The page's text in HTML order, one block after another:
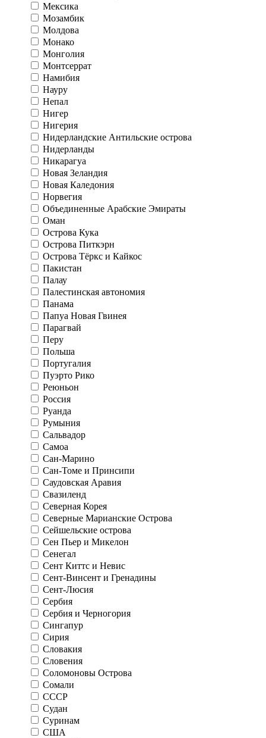
Мексика
Мозамбик
Молдова
Монако
Монголия
Монтсеррат
Намибия
Науру
Непал
Нигер
Нигерия
Нидерландские Антильские острова
Нидерланды
Никарагуа
Новая Зеландия
Новая Каледония
Норвегия
Объединенные Арабские Эмираты
Оман
Острова Кука
Острова Питкэрн
Острова Тёркс и Кайкос
Пакистан
Палау
Палестинская автономия
Панама
Папуа Новая Гвинея
Парагвай
Перу
Польша
Португалия
Пуэрто Рико
Реюньон
Россия
Руанда
Румыния
Сальвадор
Самоа
Сан-Марино
Сан-Томе и Принсипи
Саудовская Аравия
Свазиленд
Северная Корея
Северные Марианские Острова
Сейшельские острова
Сен Пьер и Микелон
Сенегал
Сент Киттс и Невис
Сент-Винсент и Гренадины
Сент-Люсия
Сербия
Сербия и Черногория
Сингапур
Сирия
Словакия
Словения
Соломоновы Острова
Сомали
СССР
Судан
Суринам
США